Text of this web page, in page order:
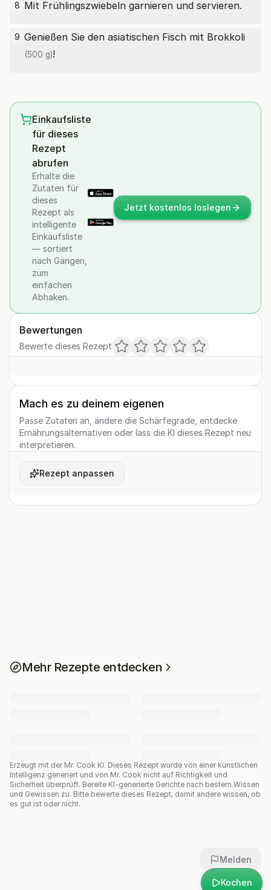
Kochen
8 Mit Frühlingszwiebeln garnieren und servieren.
9 Genießen Sie den asiatischen Fisch mit Brokkoli
(500 g)!
Einkaufsliste
für dieses
Rezept
abrufen
Erhalte die
Zutaten für
dieses
Rezept als
intelligente
Einkaufsliste
— sortiert
nach Gängen,
zum
einfachen
Abhaken.
Jetzt kostenlos loslegen
Bewertungen
Bewerte dieses Rezept
Mach es zu deinem eigenen
Passe Zutaten an, ändere die Schärfegrade, entdecke
Ernährungsalternativen oder lass die KI dieses Rezept neu
interpretieren.
Rezept anpassen
Mehr Rezepte entdecken
Erzeugt mit der Mr. Cook KI. Dieses Rezept wurde von einer künstlichen
Intelligenz generiert und von Mr. Cook nicht auf Richtigkeit und
Sicherheit überprüft. Bereite KI-generierte Gerichte nach bestem Wissen
und Gewissen zu. Bitte bewerte dieses Rezept, damit andere wissen, ob
es gut ist oder nicht.
Melden